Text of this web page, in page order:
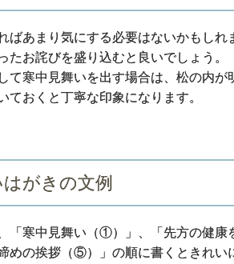
ばあまり気にする必要はないかもし
たお詫びを盛り込むと良いでしょう。
て寒中見舞いを出す場合は、松の内が
ておくと丁寧な印象になります。
がきの文例
「寒中見舞い（①）」、「先方の健
めの挨拶（⑤）」の順に書くときれい